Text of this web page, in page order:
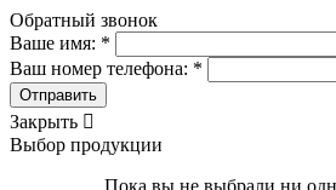
Обратный звонок
Ваше имя: *
Ваш номер телефона: *
Отправить
Закрыть 
Выбор продукции
Пока вы не выбрали ни